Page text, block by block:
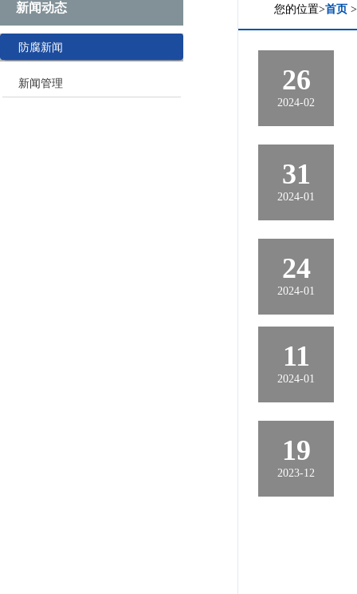
新闻动态
防腐新闻
新闻管理
您的位置>首页
26
2024-02
31
2024-01
24
2024-01
11
2024-01
19
2023-12